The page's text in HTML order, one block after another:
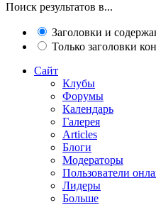
Поиск результатов в...
Заголовки и
Только заголовки
Сайт
Клубы
Форумы
Календарь
Галерея
Articles
Блоги
Модераторы
Пользователи
Лидеры
Больше